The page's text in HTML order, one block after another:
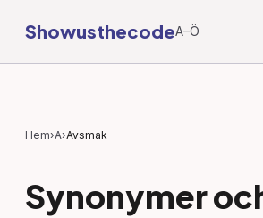
ShowusthecodeA–Ö
Hem›A›Avsmak
Synonymer